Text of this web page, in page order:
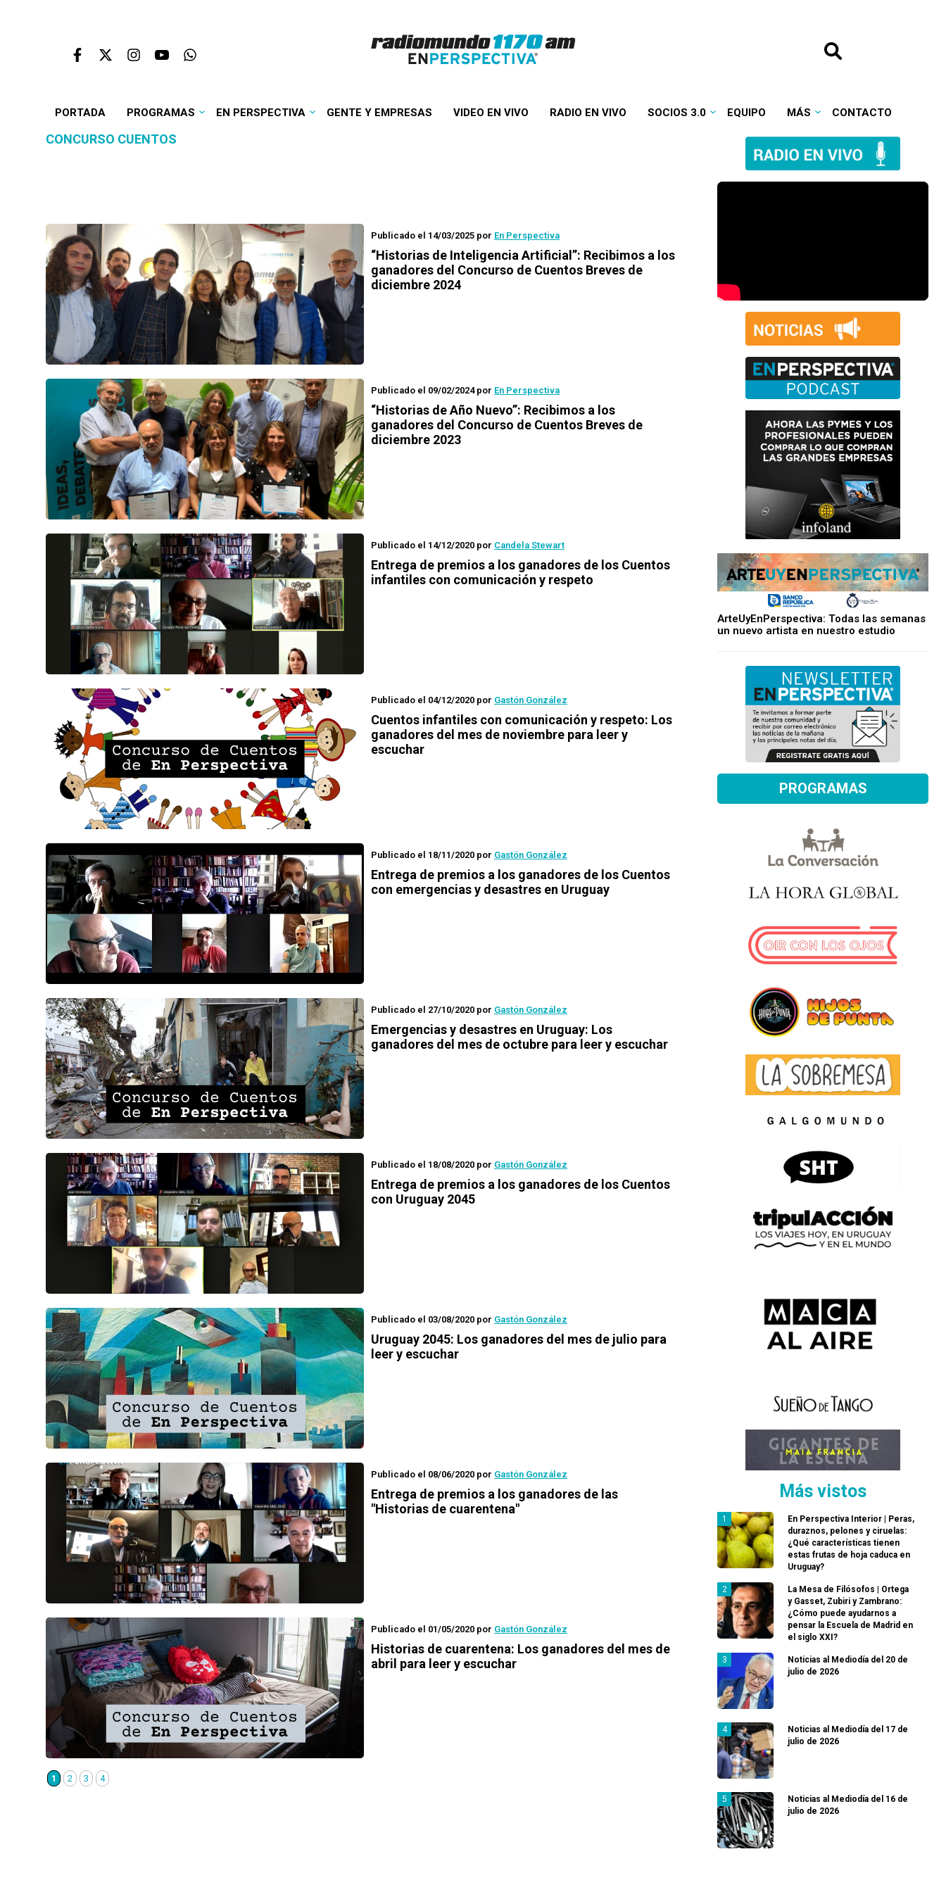
PORTADA PROGRAMAS EN PERSPECTIVA GENTE Y EMPRESAS VIDEO EN VIVO RADIO EN VIVO SOCIOS 3.0 EQUIPO MÁS CONTACTO
CONCURSO CUENTOS
Publicado el 14/03/2025 por En Perspectiva
“Historias de Inteligencia Artificial”: Recibimos a los
ganadores del Concurso de Cuentos Breves de
diciembre 2024
Publicado el 09/02/2024por En Perspectiva
“Historias de Año Nuevo”: Recibimos a los
ganadores del Concurso de Cuentos Breves de
diciembre 2023
Publicado el 14/12/2020 por Candela Stewart
Entrega de premios a los ganadores de los Cuentos
infantiles con comunicación y respeto
Publicado el 04/12/2020 por Gastón González
Cuentos infantiles con comunicación y respeto: Los
ganadores del mes de noviembre para leer y
escuchar
Publicado el 18/11/2020 por Gastón González
Entrega de premios a los ganadores de los Cuentos
con emergencias y desastres en Uruguay
Publicado el 27/10/2020 por Gastón González
Emergencias y desastres en Uruguay: Los
ganadores del mes de octubre para leer y escuchar
Publicado el 18/08/2020 por Gastón González
Entrega de premios a los ganadores de los Cuentos
con Uruguay 2045
Publicado el 03/08/2020 por Gastón González
Uruguay 2045: Los ganadores del mes de julio para
leer y escuchar
Publicado el 08/06/2020 por Gastón González
Entrega de premios a los ganadores de las
"Historias de cuarentena"
Publicado el 01/05/2020 por Gastón González
Historias de cuarentena: Los ganadores del mes de
abril para leer y escuchar
1 2 3 4
ArteUyEnPerspectiva: Todas las semanas
un nuevo artista en nuestro estudio
PROGRAMAS
Más vistos
En Perspectiva Interior | Peras,
duraznos, pelones y ciruelas:
¿Qué características tienen
estas frutas de hoja caduca en
Uruguay?
La Mesa de Filósofos | Ortega
y Gasset, Zubiri y Zambrano:
¿Cómo puede ayudarnos a
pensar la Escuela de Madrid en
el siglo XXI?
Noticias al Mediodía del 20 de
julio de 2026
Noticias al Mediodía del 17 de
julio de 2026
Noticias al Mediodía del 16 de
julio de 2026